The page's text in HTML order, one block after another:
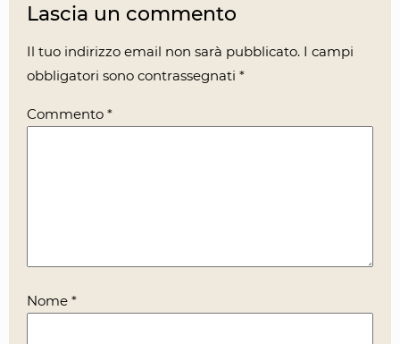
Lascia un commento
Il tuo indirizzo email non sarà pubblicato. I campi
obbligatori sono contrassegnati *
Commento *
Nome *